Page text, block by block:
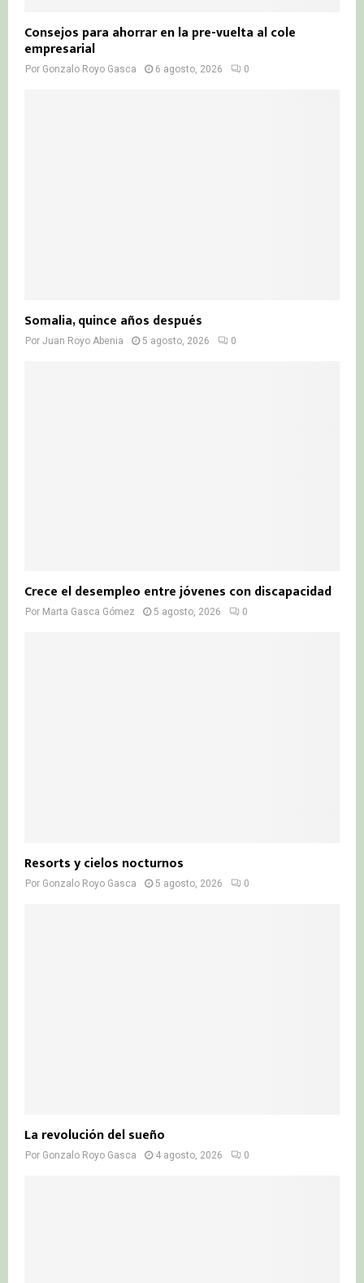
Consejos para ahorrar en la pre-vuelta al cole
empresarial
Por Gonzalo Royo Gasca 6 agosto, 2026 0
Somalia, quince años después
Por Juan Royo Abenia 5 agosto, 2026 0
Crece el desempleo entre jóvenes con discapacidad
Por Marta Gasca Gómez 5 agosto, 2026 0
Resorts y cielos nocturnos
Por Gonzalo Royo Gasca 5 agosto, 2026 0
La revolución del sueño
Por Gonzalo Royo Gasca 4 agosto, 2026 0